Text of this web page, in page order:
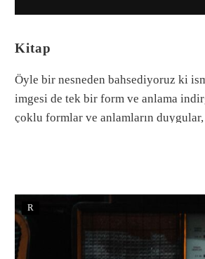
Kitap
Öyle bir nesneden bahsediyoruz ki
imgesi de tek bir form ve anlama
çoklu formlar ve anlamların
R